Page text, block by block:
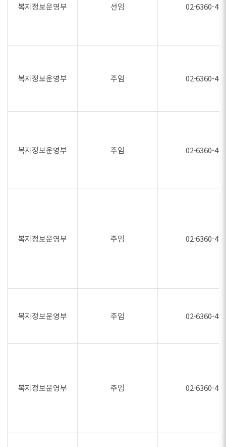
복지정보운영부 선임 02-6360-
복지정보운영부 주임 02-6360-
복지정보운영부 주임 02-6360-
복지정보운영부 주임 02-6360-
복지정보운영부 주임 02-6360-
복지정보운영부 주임 02-6360-